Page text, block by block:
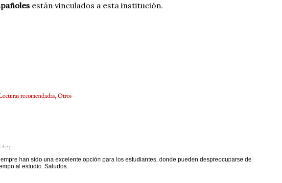
están vinculados a esta institución.
recomendadas Otros
han sido una excelente opción para los estudiantes, donde pueden despreocuparse de
al estudio. Saludos.